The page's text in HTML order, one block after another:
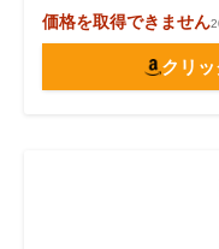
価格を取得できません
クリッ